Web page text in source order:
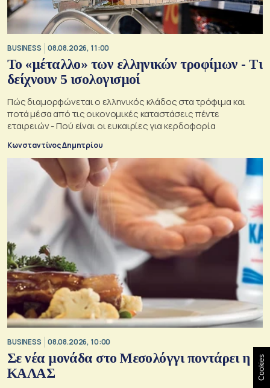
BUSINESS 08.08.2026, 11:00
Το «μέταλλο» των ελληνικών τροφίμων - Τι
δείχνουν 5 ισολογισμοί
Πώς διαμορφώνεται ο ελληνικός κλάδος στα τρόφιμα και
ποτά μέσα από τις οικονομικές καταστάσεις πέντε
εταιρειών - Πού είναι οι ευκαιρίες για κερδοφορία
Κωνσταντίνος Δημητρίου
BUSINESS 08.08.2026, 10:00
Σε νέα μονάδα στο Μεσολόγγι ποντάρει η
ΚΑΛΑΣ
Cookies